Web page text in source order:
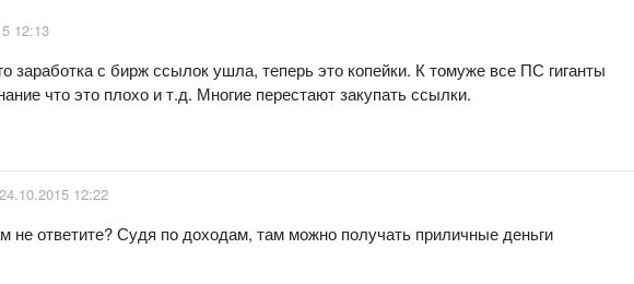
12:13
заработка с бирж ссылок ушла, теперь это копейки. К томуже все ПС гиганты
что это плохо и т.д. Многие перестают закупать ссылки.
24.10.2015 12:22
не ответите? Судя по доходам, там можно получать приличные деньги